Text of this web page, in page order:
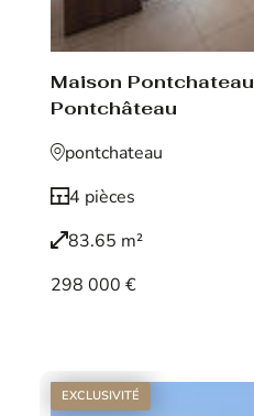
Maison Pontchateau
Pontchâteau
pontchateau
4 pièces
83.65 m²
298 000 €
EXCLUSIVITÉ